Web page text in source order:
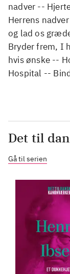
nadver --
Herrens
og lad os
Bryder frem, I
hvis ønske --
Hospital --
Det til
Gå til serien